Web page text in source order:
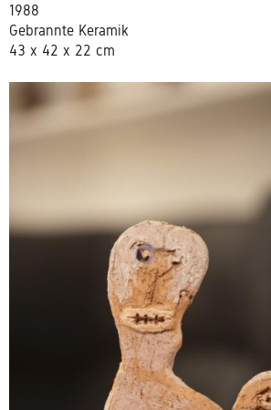
1988
Gebrannte Keramik
43 x 42 x 22 cm